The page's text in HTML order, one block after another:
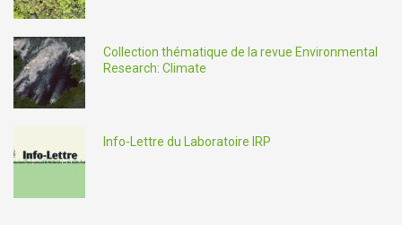
Collection thématique de la revue Environmental
Research: Climate
Info-Lettre du Laboratoire IRP